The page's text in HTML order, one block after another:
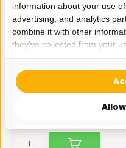
Nieuw!
Fluffy Vloerkleed Crème -
Organische vo...
Verwen jezelf met de luxe
van ons Organische Flu...
information about your use
advertising, and analytics
combine it with other
they've collected from your